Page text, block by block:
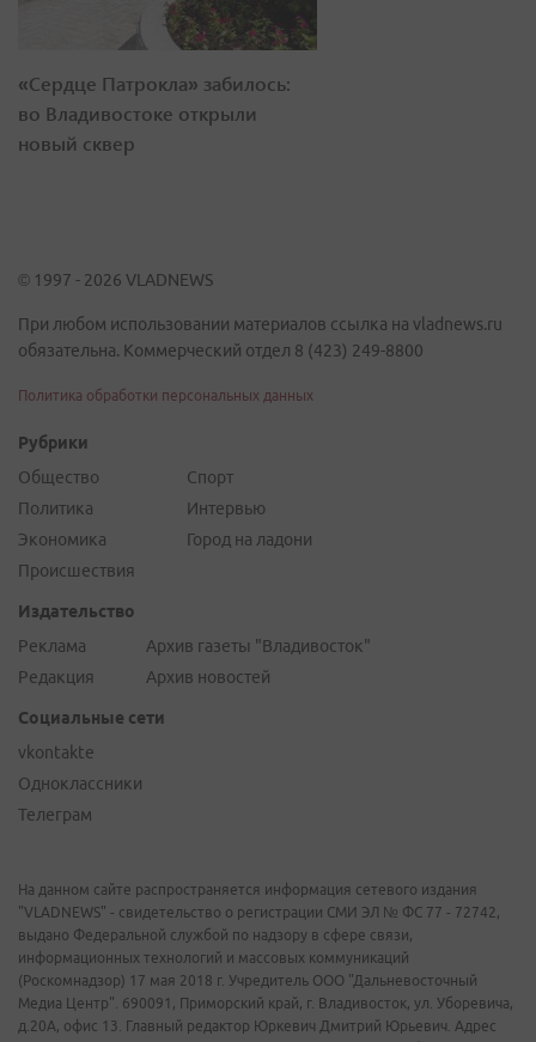
«Сердце Патрокла» забилось:
во Владивостоке открыли
новый сквер
© 1997 - 2026 VLADNEWS
При любом использовании материалов ссылка на vladnews.ru
обязательна. Коммерческий отдел 8 (423) 249-8800
Политика обработки персональных данных
Рубрики
Общество
Политика
Экономика
Происшествия
Спорт
Интервью
Город на ладони
Издательство
Реклама
Редакция
Архив газеты "Владивосток"
Архив новостей
Социальные сети
vkontakte
Одноклассники
Телеграм
На данном сайте распространяется информация сетевого издания
"VLADNEWS" - свидетельство о регистрации СМИ ЭЛ № ФС 77 - 72742,
выдано Федеральной службой по надзору в сфере связи,
информационных технологий и массовых коммуникаций
(Роскомнадзор) 17 мая 2018 г. Учредитель ООО "Дальневосточный
Медиа Центр". 690091, Приморский край, г. Владивосток, ул. Уборевича,
д.20А, офис 13. Главный редактор Юркевич Дмитрий Юрьевич. Адрес